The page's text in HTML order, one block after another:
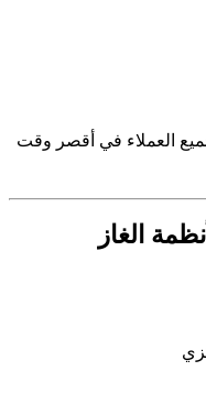
العملاء في أقصر وقت
الغاز